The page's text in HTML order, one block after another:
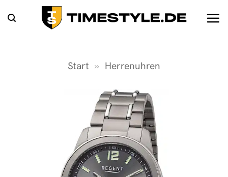
Inhalt
Start » Herrenuhren